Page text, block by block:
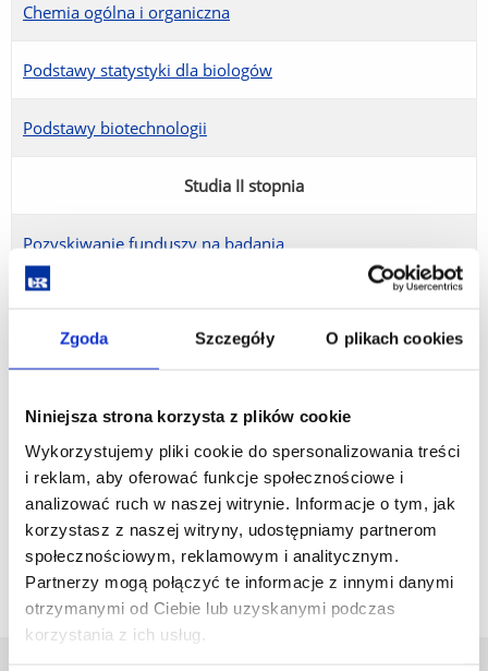
Zgoda Szczegóły O plikach cookies
Niniejsza strona korzysta z plików cookie
Wykorzystujemy pliki cookie do spersonalizowania treści
i reklam, aby oferować funkcje społecznościowe i
analizować ruch w naszej witrynie. Informacje o tym, jak
korzystasz z naszej witryny, udostępniamy partnerom
społecznościowym, reklamowym i analitycznym.
Partnerzy mogą połączyć te informacje z innymi danymi
otrzymanymi od Ciebie lub uzyskanymi podczas
korzystania z ich usług.
Chemia ogólna i organiczna
Podstawy statystyki dla biologów
Podstawy biotechnologii
Studia II stopnia
Pozyskiwanie funduszy na badania
Organizmy modelowe w badaniach biologicznych
GIS z elementami teledetekcji